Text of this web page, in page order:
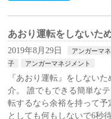
あおり運転をしないた
2019年8月29日 アンガーマ
子
アンガーマネジメント
『あおり運転』をしない
介。 誰でもできる簡単な
転するなら余裕を持って
としても何もしないで6秒